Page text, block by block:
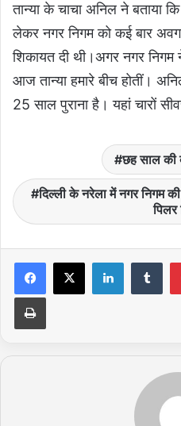
तान्या के चाचा अनिल ने बताया
लेकर नगर निगम को कई बार
शिकायत दी थी।अगर नगर निगम
आज तान्या हमारे बीच होतीं।
25 साल पुराना है। यहां चारों
छह साल की
दिल्ली के नरेला में नगर निगम
पिलर